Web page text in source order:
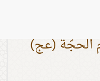
الحجّة (عج)